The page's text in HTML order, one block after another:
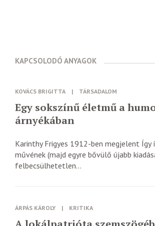
KAPCSOLODÓ ANYAGOK
KOVÁCS BRIGITTA | TÁRSADALOM
Egy sokszínű életmű a
árnyékában
Karinthy Frigyes 1912-ben megjelent
művének (majd egyre bővülő újabb
felbecsülhetetlen...
ÁRPÁS KÁROLY | KRITIKA